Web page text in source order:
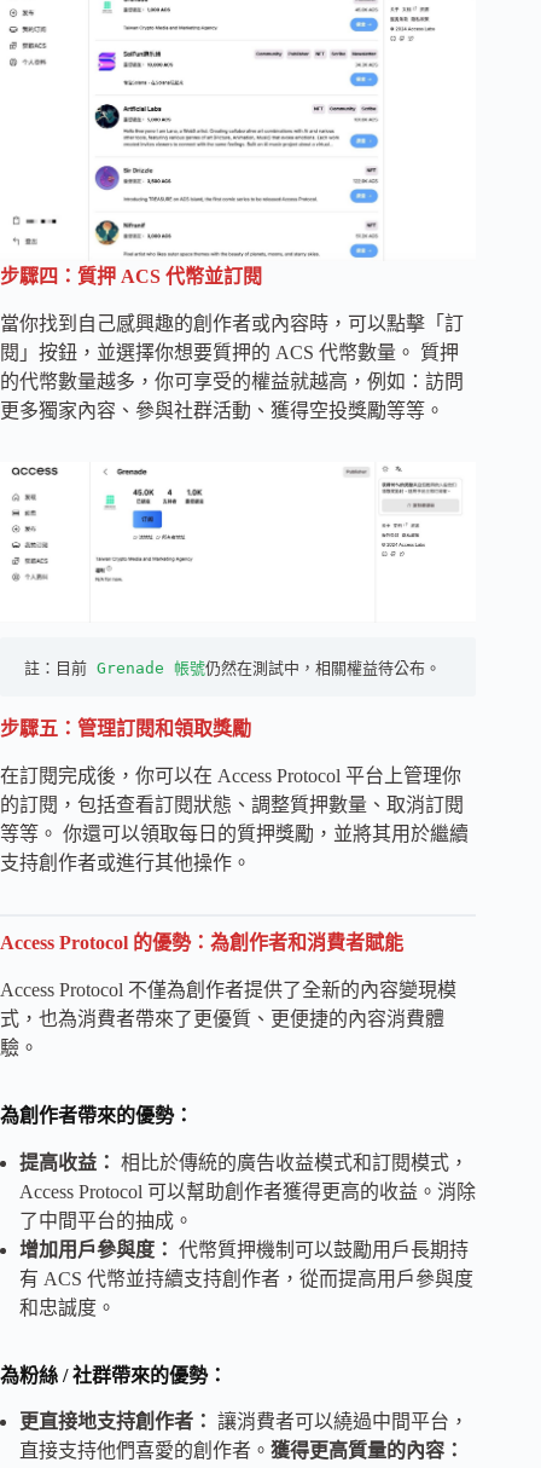
步驟四：質押 ACS 代幣並訂閱
當你找到自己感興趣的創作者或內容時，可以點擊「訂
閱」按鈕，並選擇你想要質押的 ACS 代幣數量。 質押
的代幣數量越多，你可享受的權益就越高，例如：訪問
更多獨家內容、參與社群活動、獲得空投獎勵等等。
註：目前 Grenade 帳號仍然在測試中，相關權益待公布。
步驟五：管理訂閱和領取獎勵
在訂閱完成後，你可以在 Access Protocol 平台上管理你
的訂閱，包括查看訂閱狀態、調整質押數量、取消訂閱
等等。 你還可以領取每日的質押獎勵，並將其用於繼續
支持創作者或進行其他操作。
Access Protocol 的優勢：為創作者和消費者賦能
Access Protocol 不僅為創作者提供了全新的內容變現模
式，也為消費者帶來了更優質、更便捷的內容消費體
驗。
為創作者帶來的優勢：
提高收益： 相比於傳統的廣告收益模式和訂閱模式，
Access Protocol 可以幫助創作者獲得更高的收益。消除
了中間平台的抽成。
增加用戶參與度： 代幣質押機制可以鼓勵用戶長期持
有 ACS 代幣並持續支持創作者，從而提高用戶參與度
和忠誠度。
為粉絲 / 社群帶來的優勢：
更直接地支持創作者： 讓消費者可以繞過中間平台，
直接支持他們喜愛的創作者。 獲得更高質量的內容：